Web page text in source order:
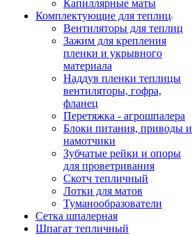
Капиллярные маты
Комплектующие для теплиц
Вентиляторы для теплиц
Зажим для крепления
пленки и укрывного
материала
Наддув пленки теплицы
вентиляторы, гофра,
фланец
Перетяжка - агрошпалера
Блоки питания, приводы и
намотчики
Зубчатые рейки и опоры
для проветривания
Скотч тепличный
Лотки для матов
Туманообразователи
Сетка шпалерная
Шпагат тепличный